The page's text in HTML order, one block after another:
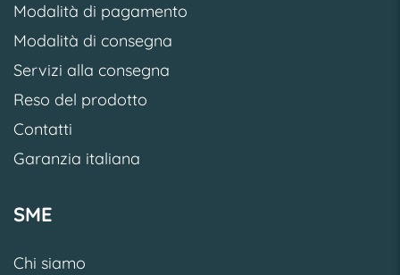
Modalità di pagamento
Modalità di consegna
Servizi alla consegna
Reso del prodotto
Contatti
Garanzia italiana
SME
Chi siamo